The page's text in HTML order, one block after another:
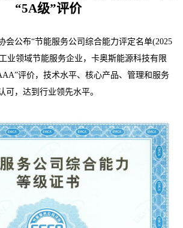
“5A级”评价
公布“节能服务公司综合能力评定名单(2025
业领域节能服务企业，卡奥斯能源科技有限
评价，技术水平、核心产品、管理和服务
可，达到行业领先水平。